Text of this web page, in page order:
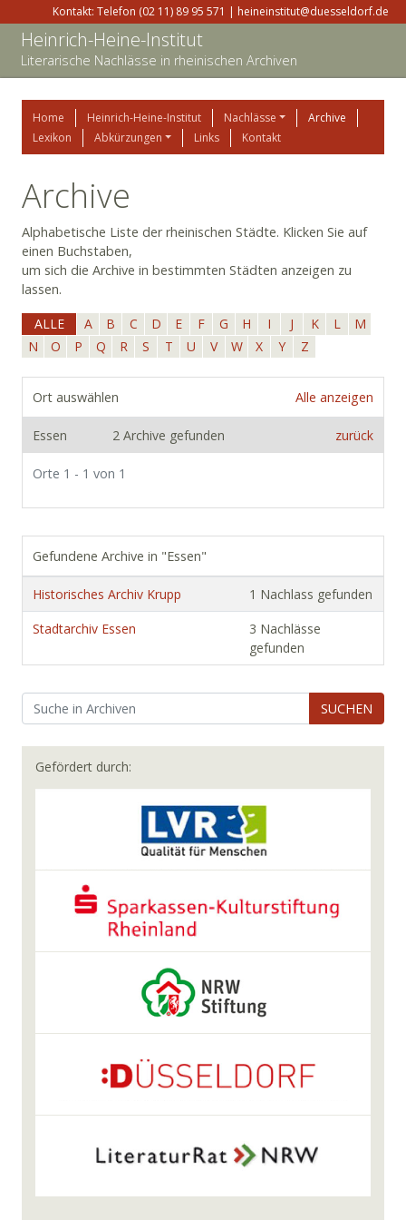
Kontakt: Telefon (02 11) 89 95 571 | heineinstitut@duesseldorf.de
Heinrich-Heine-Institut
Literarische Nachlässe in rheinischen Archiven
Home Heinrich-Heine-Institut Nachlässe
Archive
Lexikon
Abkürzungen Links Kontakt
Archive
Alphabetische Liste der rheinischen Städte. Klicken Sie auf
einen Buchstaben,
um sich die Archive in bestimmten Städten anzeigen zu
lassen.
ALLE
A B C D E F G H I J K L
M
N
O P Q R S T U V W X Y Z
Alle anzeigen
Ort auswählen
Essen 2 Archive gefunden zurück
Orte 1 - 1 von 1
Gefundene Archive in "Essen"
Historisches Archiv Krupp
1 Nachlass gefunden
Stadtarchiv Essen
3 Nachlässe
gefunden
SUCHEN
Gefördert durch: